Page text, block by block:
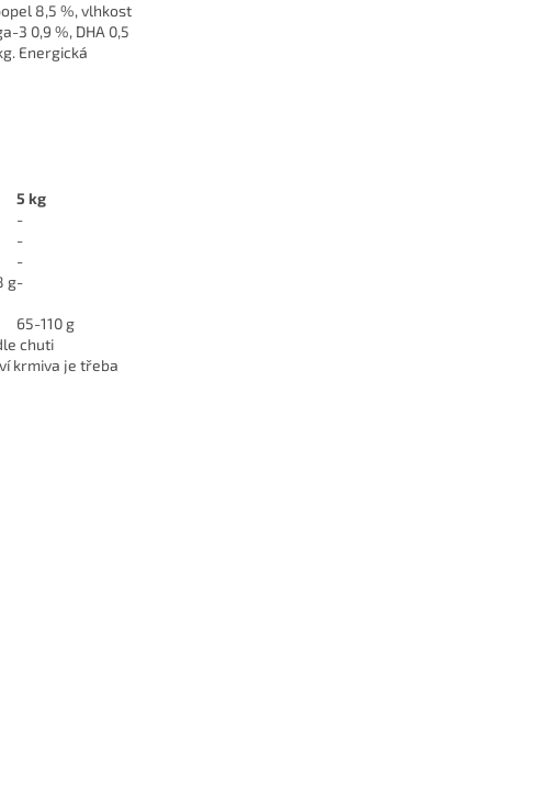
8,5 %, vlhkost
3 0,9 %, DHA 0,5
Energická
5 kg
-
-
-
g-
65-110 g
chuti
krmiva je třeba